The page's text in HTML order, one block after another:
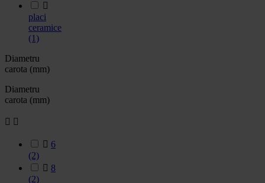

placi
ceramice
(1)
Diametru
carota (mm)
Diametru
carota (mm)
 
 6
(2)
 8
(2)